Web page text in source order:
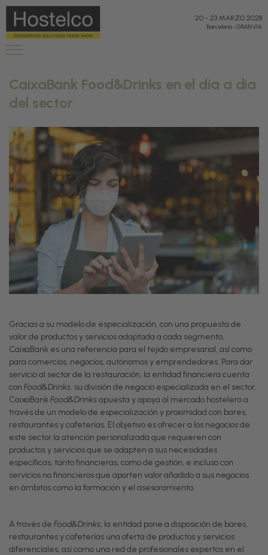
20 - 23 MARZO 2028
Barcelona-GRAN VIA
CaixaBank Food&Drinks en el día a día
del sector
Gracias a su modelo de especialización, con una propuesta de
valor de productos y servicios adaptada a cada segmento,
CaixaBank es una referencia para el tejido empresarial, así como
para comercios, negocios, autónomos y emprendedores. Para dar
servicio al sector de la restauración, la entidad financiera cuenta
con Food&Drinks, su división de negocio especializada en el sector.
CaixaBank Food&Drinksapuesta y apoya al mercado hostelero a
través de un modelo de especialización y proximidad con bares,
restaurantes y cafeterías. El objetivo es ofrecer a los negocios de
este sector la atención personalizada que requieren con
productos y servicios que se adapten a sus necesidades
específicas, tanto financieras, como de gestión, e incluso con
servicios no financieros que aporten valor añadido a sus negocios
en ámbitos como la formación y el asesoramiento.
A través de Food&Drinks, la entidad pone a disposición de bares,
restaurantes y cafeterías una oferta de productos y servicios
diferenciales, así como una red de profesionales expertos en el